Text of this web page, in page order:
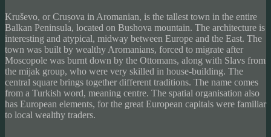
Kruševo, or Crușova in Aromanian, is the tallest town in the entire
Balkan Peninsula, located on Bushova mountain. The architecture is
interesting and atypical, midway between Europe and the East. The
town was built by wealthy Aromanians, forced to migrate after
Moscopole was burnt down by the Ottomans, along with Slavs from
the mijak group, who were very skilled in house-building. The
central square brings together different traditions. The name comes
from a Turkish word, meaning centre. The spatial organisation also
has European elements, for the great European capitals were familiar
to local wealthy traders.